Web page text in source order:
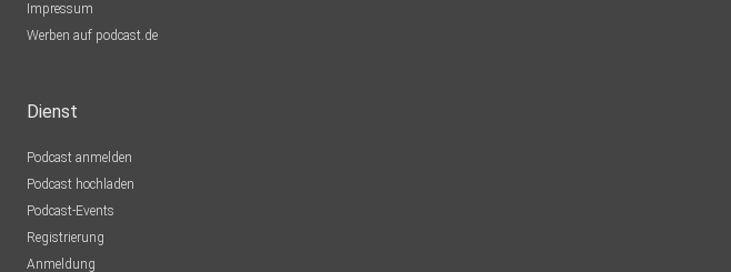
Impressum
Werben auf podcast.de
Dienst
Podcast anmelden
Podcast hochladen
Podcast-Events
Registrierung
Anmeldung